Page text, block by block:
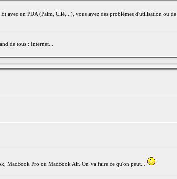
avec un PDA (Palm, Clié,...), vous avez des problèmes d'utilisation ou de
de tous : Internet...
MacBook Pro ou MacBook Air. On va faire ce qu'on peut...